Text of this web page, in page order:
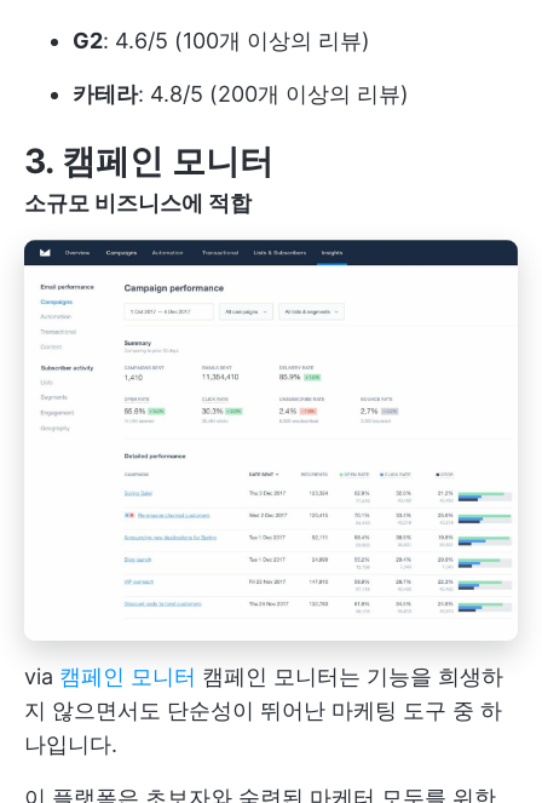
G2: 4.6/5 (100개 이상의 리뷰)
카테라: 4.8/5 (200개 이상의 리뷰)
3. 캠페인 모니터
소규모 비즈니스에 적합
via 캠페인 모니터 캠페인 모니터는 기능을 희생하
지 않으면서도 단순성이 뛰어난 마케팅 도구 중 하
나입니다.
이 플랫폼은 초보자와 숙련된 마케터 모두를 위한